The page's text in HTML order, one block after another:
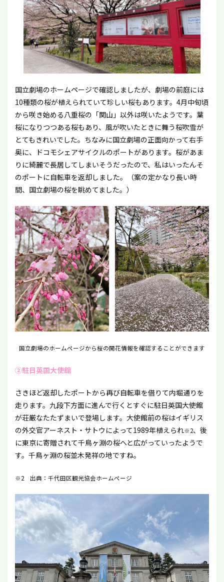
国立劇場のホームページで確認しましたが、劇場の前庭には
10種類の桜が植えられていて珍しい桜もあります。4月中旬頃
から咲き始める八重桜の「関山」以外は咲いたようです。葉
桜になりつつある桜もあり、風が吹いたときに舞う桜吹雪が
とてもきれいでした。ちなみに国立劇場の正面向かって右手
奥に、ドコモシェアサイクルのポートがあります。桜があま
りに綺麗で長居してしまいそうだったので、私はいったんそ
のポートに自転車を返却しました。（案の定かなり長い時
間、国立劇場の桜を眺めてました。）
国立劇場のホームページから桜の開花情報を確認することができます
②駐日英国大使館
さきほど返却したポートから再び自転車を借りて内堀通りを
走ります。九段下方面に進んで行くとすぐに駐日英国大使館
が荘厳なたたずまいで登場します。大使館前の桜はイギリス
の外交官アーネスト・サトウによって1989年植えられ※2、後
に東京に寄贈されて千鳥ヶ淵の桜へと広がっていったようで
す。千鳥ヶ淵の桜並木発祥の地ですね。
※2 出典：千代田区観光協会ホームページ